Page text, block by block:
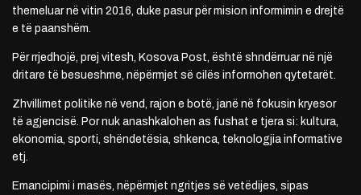
themeluar në vitin 2016, duke pasur për mision informimin e drejtë
e të paanshëm.
Për rrjedhojë, prej vitesh, Kosova Post, është shndërruar në një
dritare të besueshme, nëpërmjet së cilës informohen qytetarët.
Zhvillimet politike në vend, rajon e botë, janë në fokusin kryesor
të agjencisë. Por nuk anashkalohen as fushat e tjera si: kultura,
ekonomia, sporti, shëndetësia, shkenca, teknologjia informative
etj.
Emancipimi i masës, nëpërmjet ngritjes së vetëdijes, sipas